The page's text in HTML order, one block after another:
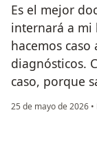
Es el mejor
internará a mi
hacemos
diagnósticos.
caso, porque
25 de mayo de 2026 •